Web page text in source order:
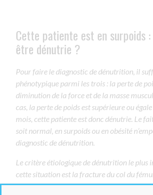
Cette patiente est en surpoids
être dénutrie ?
Pour faire le diagnostic de dénutrition, il
phénotypique parmi les trois : la perte de
diminution de la force et de la masse
cas, la perte de poids est supérieure ou
mois, cette patiente est donc dénutrie. Le
soit normal, en surpoids ou en obésité
diagnostic de dénutrition.
Le critère étiologique de dénutrition le plus
cette situation est la fracture du col du
donc être à la fois en situation de surpoids